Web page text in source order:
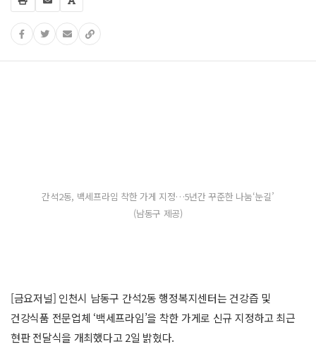
간석2동, 백세프라임 착한 가게 지정…5년간 꾸준한 나눔‘눈길’
(남동구 제공)
[금요저널] 인천시 남동구 간석2동 행정복지센터는 건강즙 및
건강식품 전문업체 ‘백세프라임’을 착한 가게로 신규 지정하고 최근
현판 전달식을 개최했다고 2일 밝혔다.